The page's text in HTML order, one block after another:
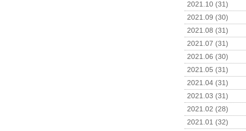
2021.10 (31)
2021.09 (30)
2021.08 (31)
2021.07 (31)
2021.06 (30)
2021.05 (31)
2021.04 (31)
2021.03 (31)
2021.02 (28)
2021.01 (32)